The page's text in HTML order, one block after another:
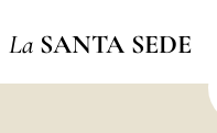
La SANTA SEDE